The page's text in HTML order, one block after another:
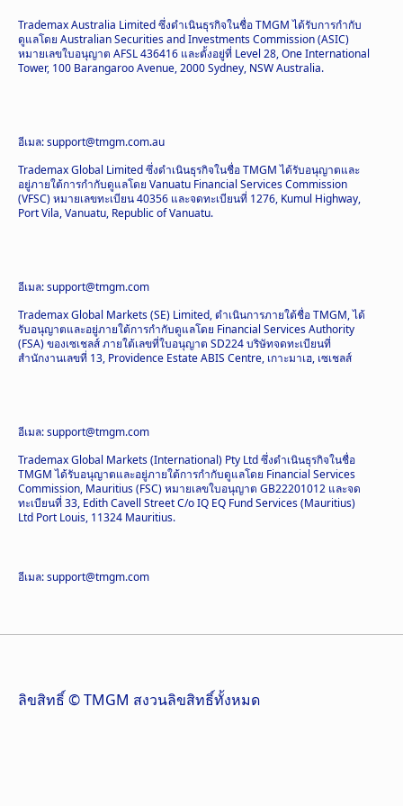
Trademax Australia Limited ซึ่งดำเนินธุรกิจในชื่อ TMGM ได้รับการกำกับ
ดูแลโดย Australian Securities and Investments Commission (ASIC)
หมายเลขใบอนุญาต AFSL 436416 และตั้งอยู่ที่ Level 28, One International
Tower, 100 Barangaroo Avenue, 2000 Sydney, NSW Australia.
อีเมล: support@tmgm.com.au
Trademax Global Limited ซึ่งดำเนินธุรกิจในชื่อ TMGM ได้รับอนุญาตและ
อยู่ภายใต้การกำกับดูแลโดย Vanuatu Financial Services Commission
(VFSC) หมายเลขทะเบียน 40356 และจดทะเบียนที่ 1276, Kumul Highway,
Port Vila, Vanuatu, Republic of Vanuatu.
อีเมล: support@tmgm.com
Trademax Global Markets (SE) Limited, ดำเนินการภายใต้ชื่อ TMGM, ได้
รับอนุญาตและอยู่ภายใต้การกำกับดูแลโดย Financial Services Authority
(FSA) ของเซเชลส์ ภายใต้เลขที่ใบอนุญาต SD224 บริษัทจดทะเบียนที่
สำนักงานเลขที่ 13, Providence Estate ABIS Centre, เกาะมาเฮ, เซเชลส์
อีเมล: support@tmgm.com
Trademax Global Markets (International) Pty Ltd ซึ่งดำเนินธุรกิจในชื่อ
TMGM ได้รับอนุญาตและอยู่ภายใต้การกำกับดูแลโดย Financial Services
Commission, Mauritius (FSC) หมายเลขใบอนุญาต GB22201012 และจด
ทะเบียนที่ 33, Edith Cavell Street C/o IQ EQ Fund Services (Mauritius)
Ltd Port Louis, 11324 Mauritius.
อีเมล: support@tmgm.com
ลิขสิทธิ์ © TMGM สงวนลิขสิทธิ์ทั้งหมด